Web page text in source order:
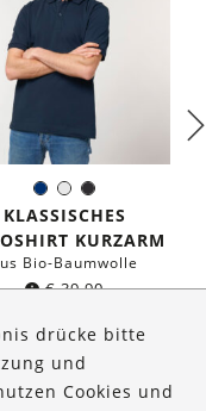
Dunkelblau
WeißSchwarz
Farbe:
KLASSISCHES
KURZARM
Bio-Baumwolle
€39,90
drücke bitte
und
Cookies und